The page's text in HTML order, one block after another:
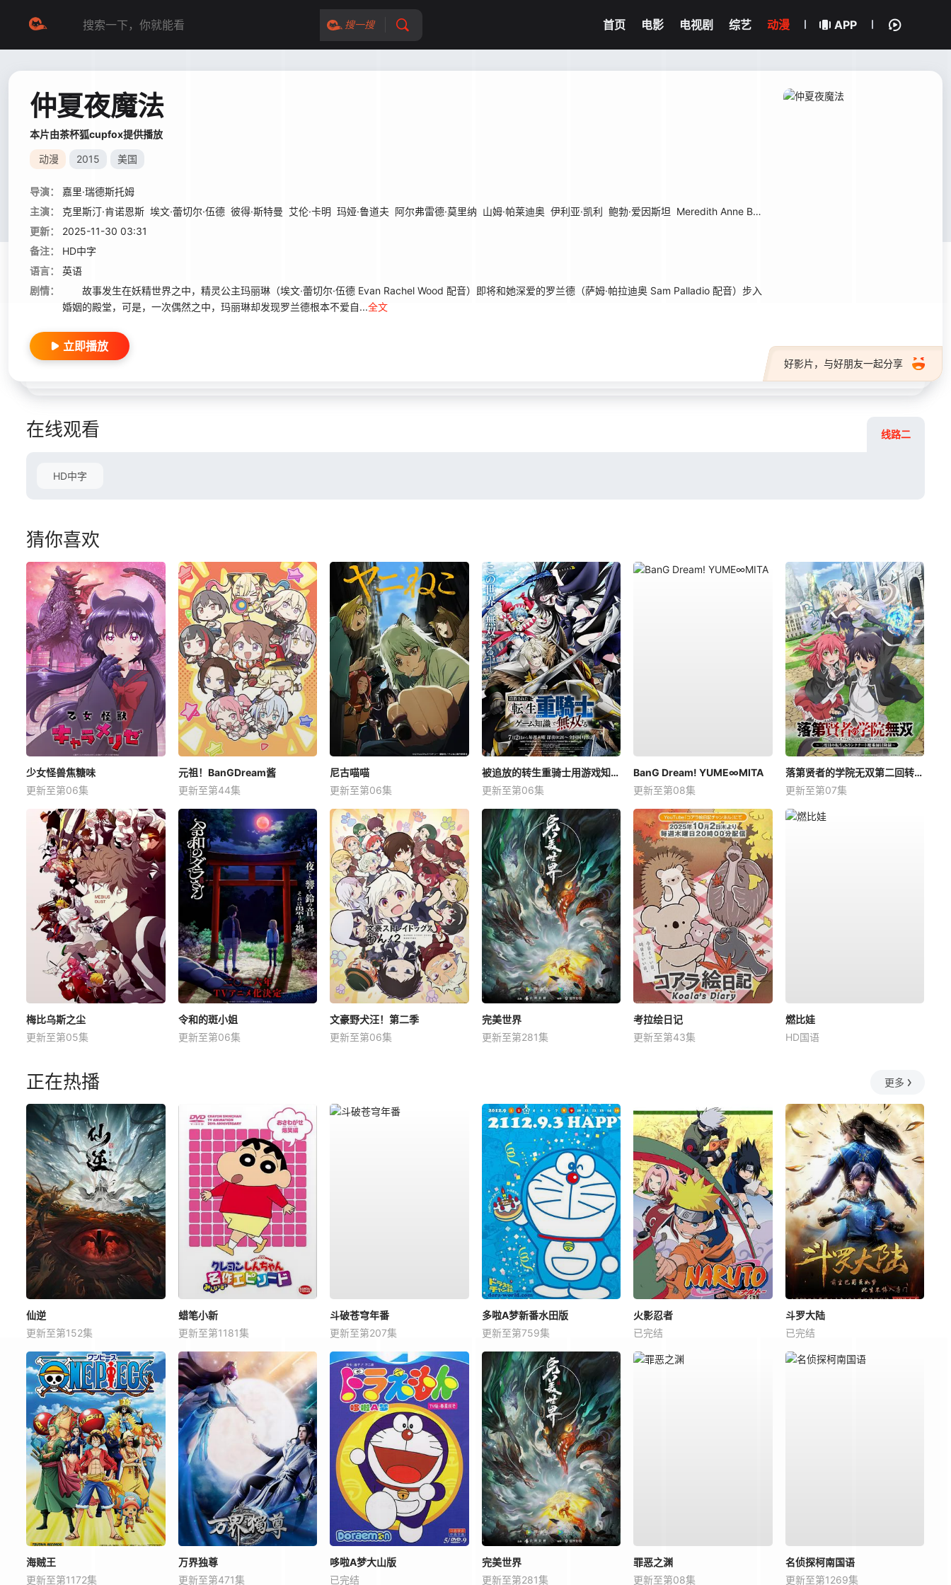
搜一搜 首页 电影 电视剧 综艺 动漫 APP
仲夏夜魔法
本片由茶杯狐cupfox提供播放
动漫 2015 美国
导演：
嘉里·瑞德斯托姆
主演：
克里斯汀·肯诺恩斯 埃文·蕾切尔·伍德 彼得·斯特曼 艾伦·卡明 玛娅·鲁道夫 阿尔弗雷德·莫里纳 山姆·帕莱迪奥 伊利亚·凯利 鲍勃·爱因斯坦 Meredith Anne Bull
更新：
2025-11-30 03:31
备注：
HD中字
语言：
英语
剧情：
故事发生在妖精世界之中，精灵公主玛丽琳（埃文·蕾切尔·伍德 Evan Rachel Wood 配音）即将和她深爱的罗兰德（萨姆·帕拉迪奥 Sam Palladio 配音）步入
婚姻的殿堂，可是，一次偶然之中，玛丽琳却发现罗兰德根本不爱自...全文
好影片，与好朋友一起分享
立即播放
在线观看 线路二
HD中字
猜你喜欢
少女怪兽焦糖味
更新至第06集
元祖！BanGDream酱
更新至第44集
尼古喵喵
更新至第06集
被追放的转生重骑士用游戏知识开无双
更新至第06集
BanG Dream! YUME∞MITA
更新至第08集
落第贤者的学院无双第二回转生，S等级作弊魔术师冒险记
更新至第07集
梅比乌斯之尘
更新至第05集
令和的斑小姐
更新至第06集
文豪野犬汪！第二季
更新至第06集
完美世界
更新至第281集
考拉绘日记
更新至第43集
燃比娃
HD国语
正在热播 更多
仙逆
更新至第152集
蜡笔小新
更新至第1181集
斗破苍穹年番
更新至第207集
多啦A梦新番水田版
更新至第759集
火影忍者
已完结
斗罗大陆
已完结
海贼王
更新至第1172集
万界独尊
更新至第471集
哆啦A梦大山版
已完结
完美世界
更新至第281集
罪恶之渊
更新至第08集
名侦探柯南国语
更新至第1269集